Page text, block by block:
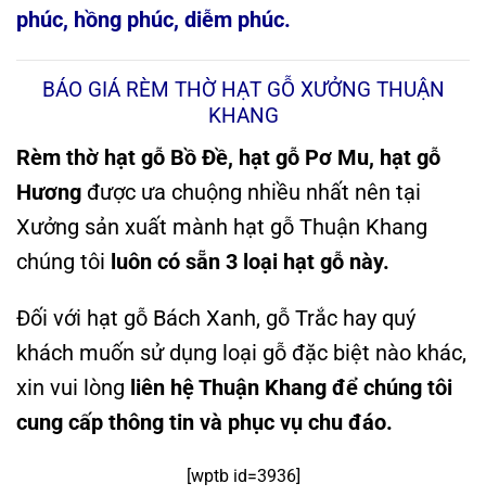
phúc, hồng phúc, diễm phúc.
BÁO GIÁ RÈM THỜ HẠT GỖ XƯỞNG THUẬN
KHANG
Rèm thờ hạt gỗ Bồ Đề, hạt gỗ Pơ Mu, hạt gỗ
Hương được ưa chuộng nhiều nhất nên tại
Xưởng sản xuất mành hạt gỗ Thuận Khang
chúng tôi luôn có sẵn 3 loại hạt gỗ này.
Đối với hạt gỗ Bách Xanh, gỗ Trắc hay quý
khách muốn sử dụng loại gỗ đặc biệt nào khác,
xin vui lòng liên hệ Thuận Khang để chúng tôi
cung cấp thông tin và phục vụ chu đáo.
[wptb id=3936]